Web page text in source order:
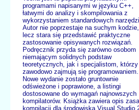
programami napisanymi w języku C++,
łatwymi do analizy i skompilowania z
wykorzystaniem standardowych
Autor nie poprzestaje na suchym kodzie,
lecz stara się przedstawić praktyczne
zastosowanie opisywanych rozwiązań.
Podręcznik przyda się zarówno osobom
niemającym solidnych podstaw
teoretycznych, jak i specjalistom, którzy
zawodowo zajmują się programowaniem.
Nowe wydanie zostało gruntownie
odświeżone i poprawione, a listingi
dostosowane do wymagań najnowszych
kompilatorów. Książka zawiera opis
kompilacji dla środowiska Visual Studio